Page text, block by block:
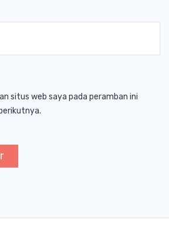
situs web saya pada peramban ini